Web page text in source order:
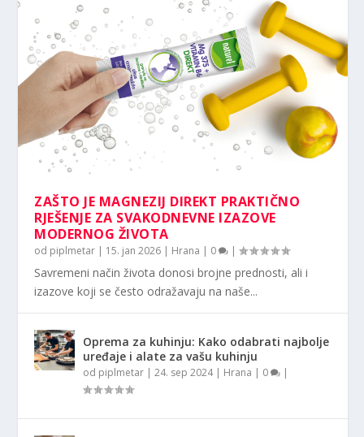
ZAŠTO JE MAGNEZIJ DIREKT PRAKTIČNO
RJEŠENJE ZA SVAKODNEVNE IZAZOVE
MODERNOG ŽIVOTA
od piplmetar | 15. jan 2026 | Hrana | 0 |
Savremeni način života donosi brojne prednosti, ali i
izazove koji se često odražavaju na naše...
Oprema za kuhinju: Kako odabrati najbolje
uređaje i alate za vašu kuhinju
od piplmetar |24. sep 2024| Hrana | 0 |